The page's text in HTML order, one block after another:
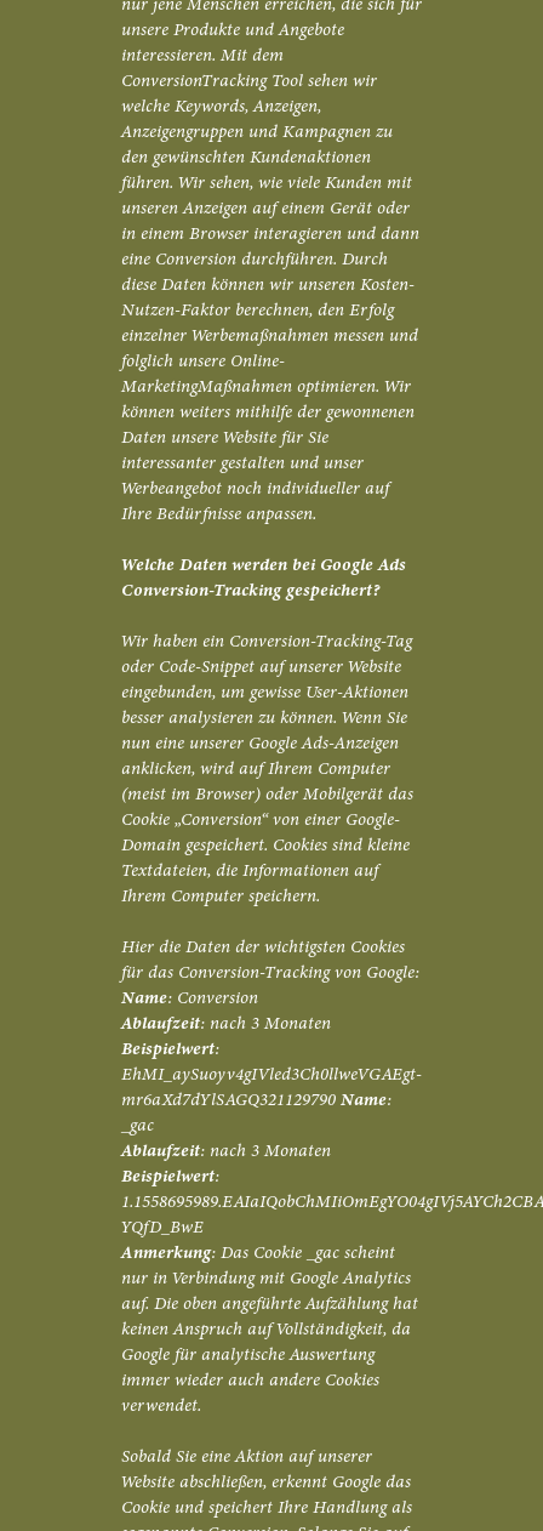
unsere Produkte und Angebote
interessieren. Mit dem
ConversionTracking Tool sehen wir
welche Keywords, Anzeigen,
Anzeigengruppen und Kampagnen zu
den gewünschten Kundenaktionen
führen. Wir sehen, wie viele Kunden mit
unseren Anzeigen auf einem Gerät oder
in einem Browser interagieren und dann
eine Conversion durchführen. Durch
diese Daten können wir unseren Kosten-
Nutzen-Faktor berechnen, den Erfolg
einzelner Werbemaßnahmen messen und
folglich unsere Online-
MarketingMaßnahmen optimieren. Wir
können weiters mithilfe der gewonnenen
Daten unsere Website für Sie
interessanter gestalten und unser
Werbeangebot noch individueller auf
Ihre Bedürfnisse anpassen.
Welche Daten werden bei Google Ads
Conversion-Tracking gespeichert?
Wir haben ein Conversion-Tracking-Tag
oder Code-Snippet auf unserer Website
eingebunden, um gewisse User-Aktionen
besser analysieren zu können. Wenn Sie
nun eine unserer Google Ads-Anzeigen
anklicken, wird auf Ihrem Computer
(meist im Browser) oder Mobilgerät das
Cookie „Conversion“ von einer Google-
Domain gespeichert. Cookies sind kleine
Textdateien, die Informationen auf
Ihrem Computer speichern.
Hier die Daten der wichtigsten Cookies
für das Conversion-Tracking von Google:
Name: Conversion
Ablaufzeit: nach 3 Monaten
Beispielwert:
EhMI_aySuoyv4gIVled3Ch0llweVGAEgt-
mr6aXd7dYlSAGQ321129790 Name:
_gac
Ablaufzeit: nach 3 Monaten
Beispielwert:
YQfD_BwE
Anmerkung: Das Cookie _gac scheint
nur in Verbindung mit Google Analytics
auf. Die oben angeführte Aufzählung hat
keinen Anspruch auf Vollständigkeit, da
Google für analytische Auswertung
immer wieder auch andere Cookies
verwendet.
Sobald Sie eine Aktion auf unserer
Website abschließen, erkennt Google das
Cookie und speichert Ihre Handlung als